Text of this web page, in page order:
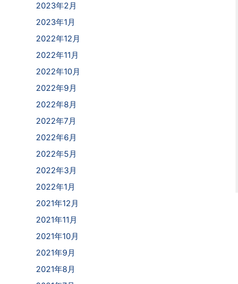
2023年2月
2023年1月
2022年12月
2022年11月
2022年10月
2022年9月
2022年8月
2022年7月
2022年6月
2022年5月
2022年3月
2022年1月
2021年12月
2021年11月
2021年10月
2021年9月
2021年8月